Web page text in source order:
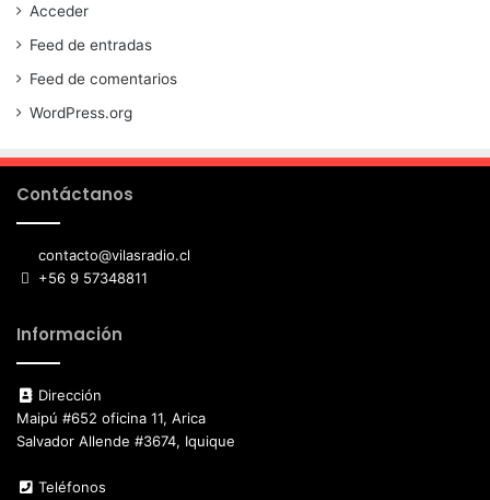
Acceder
Feed de entradas
Feed de comentarios
WordPress.org
Contáctanos
contacto@vilasradio.cl
+56 9 57348811
Información
Dirección
Maipú #652 oficina 11, Arica
Salvador Allende #3674, Iquique
Teléfonos